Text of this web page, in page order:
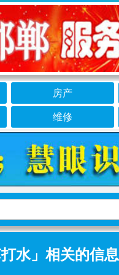
房产
维修
水」相关的信息